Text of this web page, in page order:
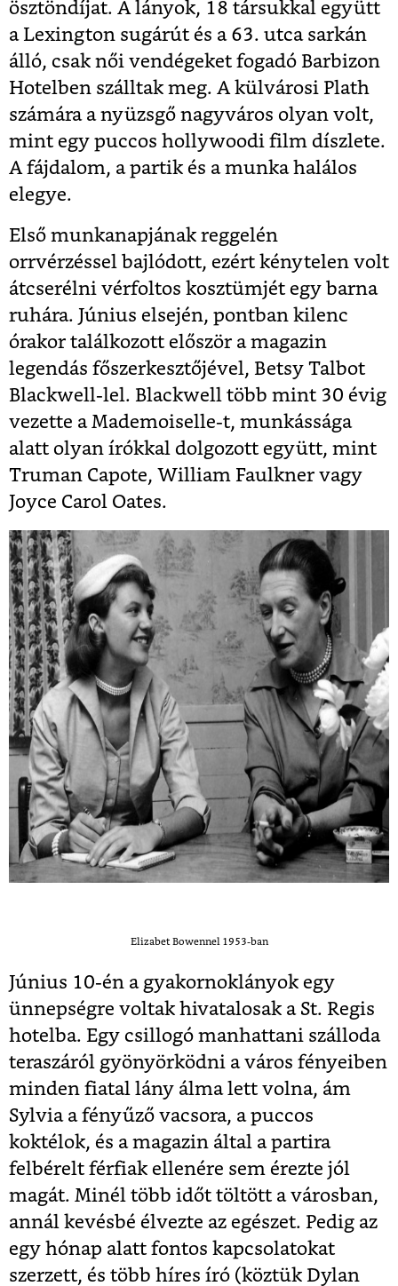
ösztöndíjat. A lányok, 18 társukkal együtt
a Lexington sugárút és a 63. utca sarkán
álló, csak női vendégeket fogadó Barbizon
Hotelben szálltak meg. A külvárosi Plath
számára a nyüzsgő nagyváros olyan volt,
mint egy puccos hollywoodi film díszlete.
A fájdalom, a partik és a munka halálos
elegye.
Első munkanapjának reggelén
orrvérzéssel bajlódott, ezért kénytelen volt
átcserélni vérfoltos kosztümjét egy barna
ruhára. Június elsején, pontban kilenc
órakor találkozott először a magazin
legendás főszerkesztőjével, Betsy Talbot
Blackwell-lel. Blackwell több mint 30 évig
vezette a Mademoiselle-t, munkássága
alatt olyan írókkal dolgozott együtt, mint
Truman Capote, William Faulkner vagy
Joyce Carol Oates.
Elizabet Bowennel 1953-ban
Június 10-én a gyakornoklányok egy
ünnepségre voltak hivatalosak a St. Regis
hotelba. Egy csillogó manhattani szálloda
teraszáról gyönyörködni a város fényeiben
minden fiatal lány álma lett volna, ám
Sylvia a fényűző vacsora, a puccos
koktélok, és a magazin által a partira
felbérelt férfiak ellenére sem érezte jól
magát. Minél több időt töltött a városban,
annál kevésbé élvezte az egészet. Pedig az
egy hónap alatt fontos kapcsolatokat
szerzett, és több híres író (köztük Dylan